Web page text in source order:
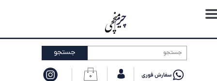
۰
حساب کاربری من
تغییر گذر واژه
جستجو